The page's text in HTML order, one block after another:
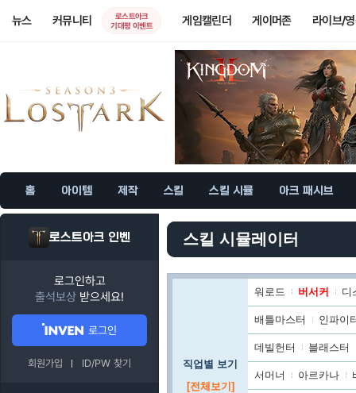
뉴스 커뮤니티
로스트아크
기대평 이벤트
게임캘린더 게이머존 라이브/
홈 아이템 제작 스킬 스킬 시뮬 아크 패시브
로스트아크 인벤
로그인하고
출석보상 받으세요!
로그인
회원가입 ID/PW 찾기
스킬 시뮬레이터
직업별 보기
[전체보기]
워로드 버서커 디
배틀마스터 인파이
데빌헌터 블래스터
서머너 아르카나